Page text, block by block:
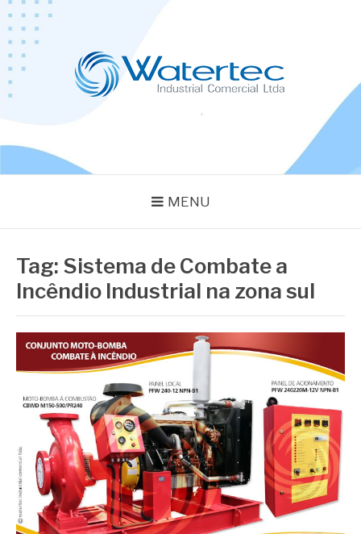
Pular
para
conteúdo
MENU
Tag: Sistema de Combate a
Incêndio Industrial na zona sul